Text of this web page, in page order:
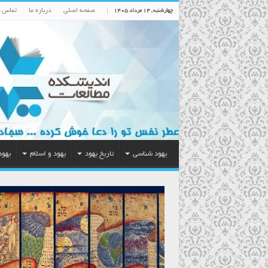
چهارشنبه , ۱۴ مرداد ۱۴۰۵ صفحه اصلی درباره ما تماس
یهود شناسی تاریخ یهود یهود و اسلام